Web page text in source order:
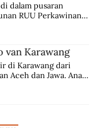
dalam pusaran
RUU Perkawinan.
van Karawang
di Karawang dari
Aceh dan Jawa. Anak